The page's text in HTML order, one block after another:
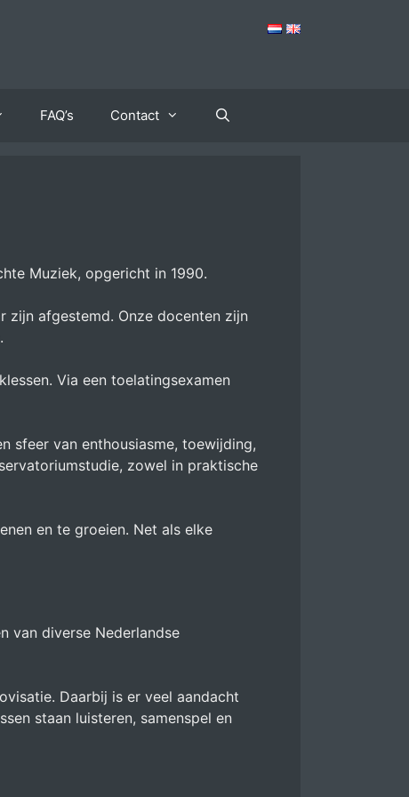
FAQ’s Contact
Muziek, opgericht in 1990.
afgestemd. Onze docenten zijn
Via een toelatingsexamen
sfeer van enthousiasme, toewijding,
zowel in praktische
en te groeien. Net als elke
van diverse Nederlandse
Daarbij is er veel aandacht
staan luisteren, samenspel en